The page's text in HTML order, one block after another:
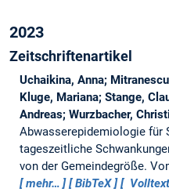
2023
Zeitschriftenartikel
Uchaikina, Anna;
Kluge, Mariana; Stange,
Andreas; Wurzbacher,
Abwasserepidemiologie für
tageszeitliche
von der Gemeindegröße.
mehr…
BibTeX